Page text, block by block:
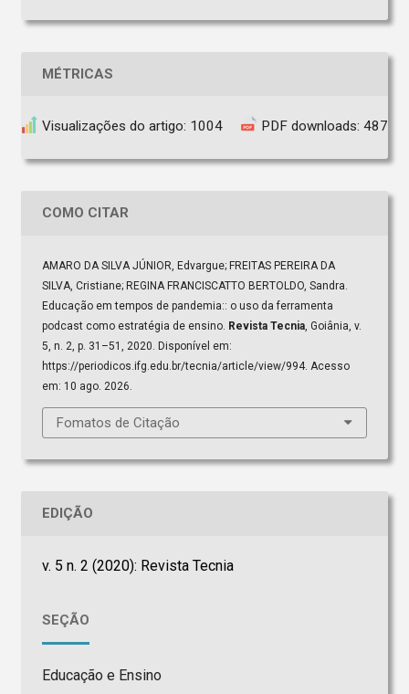
MÉTRICAS
Visualizações do artigo: 1004 PDF downloads: 487
COMO CITAR
AMARO DA SILVA JÚNIOR, Edvargue; FREITAS PEREIRA DA
SILVA, Cristiane; REGINA FRANCISCATTO BERTOLDO, Sandra.
Educação em tempos de pandemia:: o uso da ferramenta
podcast como estratégia de ensino. Revista Tecnia, Goiânia, v.
5, n. 2, p. 31–51, 2020. Disponível em:
https://periodicos.ifg.edu.br/tecnia/article/view/994. Acesso
em: 10 ago. 2026.
Fomatos de Citação
EDIÇÃO
v. 5 n. 2 (2020): Revista Tecnia
SEÇÃO
Educação e Ensino